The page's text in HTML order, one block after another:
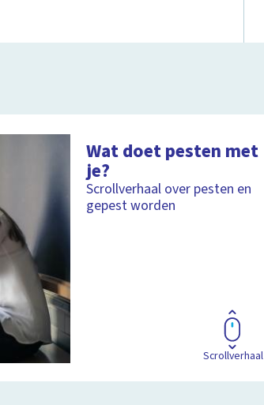
Wat doet pesten met
je?
Scrollverhaal over pesten en
gepest worden
Scrollverhaal